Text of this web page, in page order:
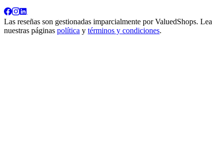
Las reseñas son gestionadas imparcialmente porValuedShops. Lea
nuestras páginas política y términos y condiciones.